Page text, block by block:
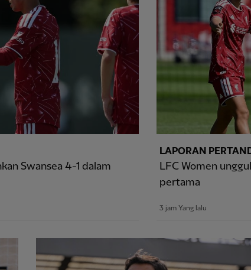
Swansea 4-1 dalam
LAPORAN
LFC Women
pertama
3 jam Yang lalu